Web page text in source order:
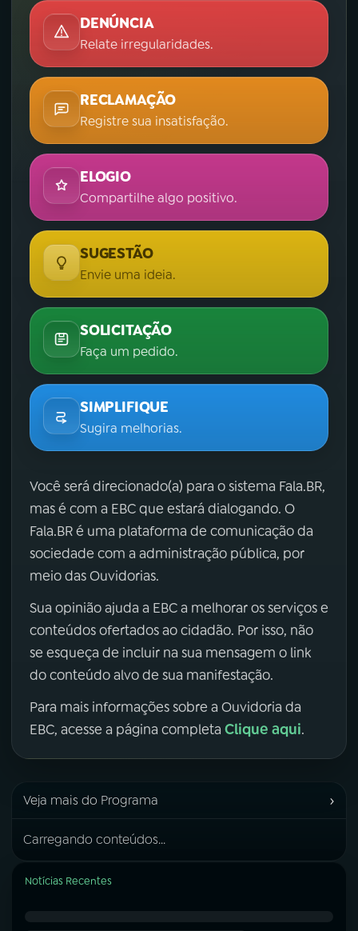
DENÚNCIA
Relate irregularidades.
RECLAMAÇÃO
Registre sua insatisfação.
ELOGIO
Compartilhe algo positivo.
SUGESTÃO
Envie uma ideia.
SOLICITAÇÃO
Faça um pedido.
SIMPLIFIQUE
Sugira melhorias.
Você será direcionado(a) para o sistema Fala.BR,
mas é com a EBC que estará dialogando. O
Fala.BR é uma plataforma de comunicação da
sociedade com a administração pública, por
meio das Ouvidorias.
Sua opinião ajuda a EBC a melhorar os serviços e
conteúdos ofertados ao cidadão. Por isso, não
se esqueça de incluir na sua mensagem o link
do conteúdo alvo de sua manifestação.
Para mais informações sobre a Ouvidoria da
EBC, acesse a página completa Clique aqui.
Veja mais do Programa ›
Carregando conteúdos...
Notícias Recentes